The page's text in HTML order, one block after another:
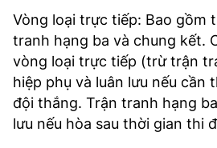
Vòng loại trực tiếp: Bao gồm
tranh hạng ba và chung kết.
vòng loại trực tiếp (trừ trận
hiệp phụ và luân lưu nếu cần
đội thắng. Trận tranh hạng
lưu nếu hòa sau thời gian thi